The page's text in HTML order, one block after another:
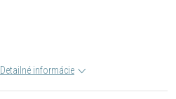
Detailné informácie